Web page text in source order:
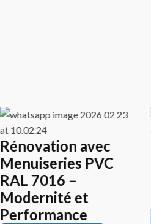
Rénovation avec
Menuiseries PVC
RAL 7016 –
Modernité et
Performance